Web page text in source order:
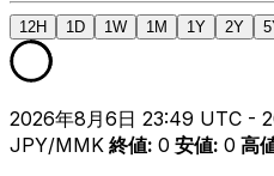
12H 1D 1W 1M 1Y 2Y
2026年8月6日 23:49 UTC -
JPY/MMK 終値: 0 安値: 0 高